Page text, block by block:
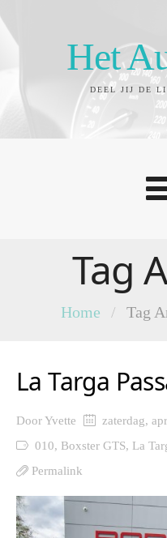
Het
DEEL JIJ DE
Tag
Home / Tag
La Targa
DoorYvette zaterdag,
010, Boxster GTS, La
Permalink